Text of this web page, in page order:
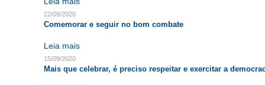
22/09/2020
Comemorar e seguir no bom combate
Leia mais
15/09/2020
Mais que celebrar, é preciso respeitar e exercitar a